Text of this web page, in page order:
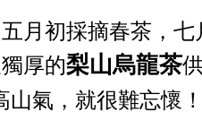
月初採摘春茶，
厚的梨山烏龍茶
山氣，就很難忘懷